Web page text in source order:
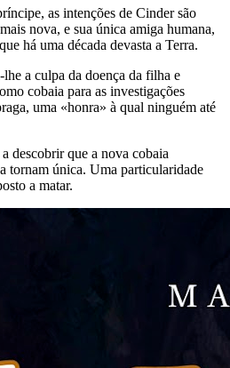
as intenções de Cinder são
nova, e sua única amiga humana,
há uma década devasta a Terra.
a culpa da doença da filha e
cobaia para as investigações
uma «honra» à qual ninguém até
descobrir que a nova cobaia
tornam única. Uma particularidade
a matar.